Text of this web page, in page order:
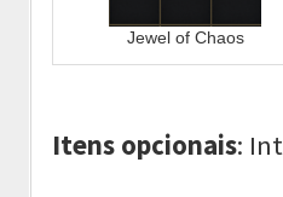
Jewel of Chaos
Itens opcionais: